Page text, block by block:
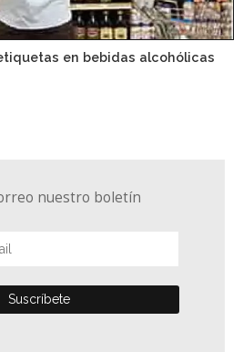
en bebidas alcohólicas
nuestro boletín